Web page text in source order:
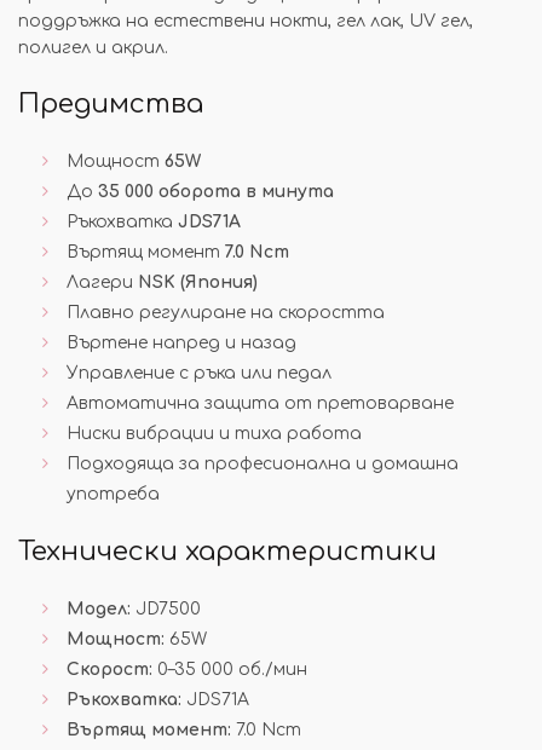
поддръжка на естествени нокти, гел лак, UV гел,
полигел и акрил.
Предимства
Мощност 65W
До 35 000 оборота в минута
Ръкохватка JDS71A
Въртящ момент 7.0 Ncm
Лагери NSK (Япония)
Плавно регулиране на скоростта
Въртене напред и назад
Управление с ръка или педал
Автоматична защита от претоварване
Ниски вибрации и тиха работа
Подходяща за професионална и домашна
употреба
Технически характеристики
Модел: JD7500
Мощност: 65W
Скорост: 0–35 000 об./мин
Ръкохватка: JDS71A
Въртящ момент: 7.0 Ncm